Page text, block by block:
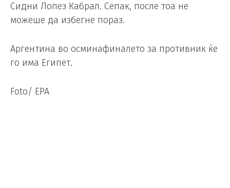
Сидни Лопез Кабрал. Сепак, после тоа не
можеше да избегне пораз.
Аргентина во осминафиналето за противник ќе
го има Египет.
Foto/ EPA